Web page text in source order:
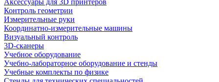
Аксессуары для 3D принтеров
Контроль геометрии
Измерительные руки
Координатно-измерительные машины
Визуальный контроль
3D-сканеры
Учебное оборудование
Учебно-лабораторное оборудование и стенды
Учебные комплекты по физике